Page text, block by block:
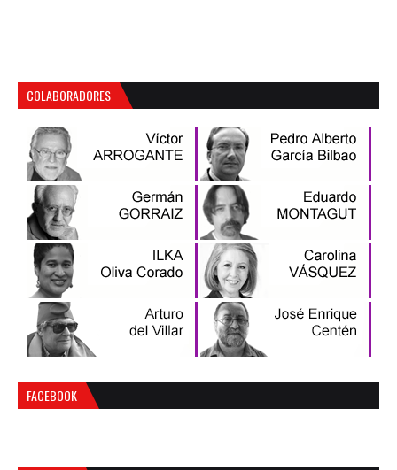
COLABORADORES
FACEBOOK